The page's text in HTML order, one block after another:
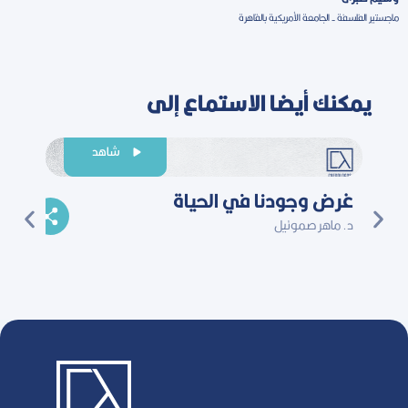
ماجستير الفلسفة - الجامعة الأمريكية بالقاهرة
يمكنك أيضا الاستماع إلى
غرض وجودنا في الحياة
د. ماهر صموئيل أندرو